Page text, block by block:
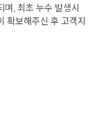
며, 최초 누수 발생시
확보해주신 후 고객지